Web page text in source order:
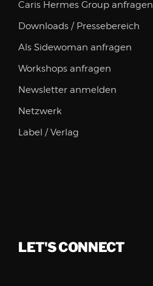
Caris Hermes Group anfragen
Downloads / Pressebereich
Als Sidewoman anfragen
Workshops anfragen
Newsletter anmelden
Netzwerk
Label / Verlag
LET'S CONNECT